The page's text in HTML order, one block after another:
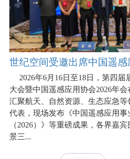
世纪空间受邀出席中国遥感
2026年6月16日至18日，第四届
大会暨中国遥感应用协会2026年
汇聚航天、自然资源、生态应急
代表，现场发布《中国遥感应用事
（2026）》等重磅成果，各界嘉
景三...